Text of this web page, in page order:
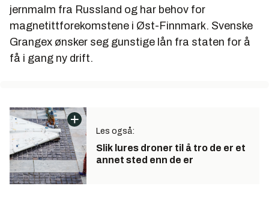
jernmalm fra Russland og har behov for
magnetittforekomstene i Øst-Finnmark. Svenske
Grangex ønsker seg gunstige lån fra staten for å
få i gang ny drift.
Les også:
Slik lures droner til å tro de er et
annet sted enn de er